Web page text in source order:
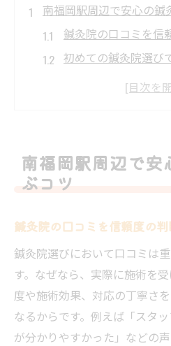
南福岡駅周辺で安心の鍼
鍼灸院の口コミを信
初めての鍼灸院選び
南福岡駅近くの鍼灸
口コミ活用で自分に
鍼灸院の口コミで分
実際の声から読み取
鍼灸院の選択で口コ
法
失敗しない鍼灸院選
切
南福岡駅周辺で安
ぶコツ
鍼灸院の口コミを信頼度の
鍼灸院選びにおいて口コミは
す。なぜなら、実際に施術を
度や施術効果、対応の丁寧さ
なるからです。例えば「スタ
が分かりやすかった」などの